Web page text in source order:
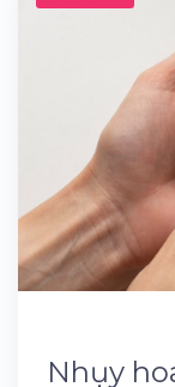
Nhụy